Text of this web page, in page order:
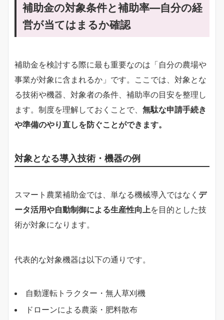
補助金の対象条件と補助率―自分の経
営が当てはまるか確認
補助金を検討する際に最も重要なのは「自分の農場や
事業が対象に含まれるか」です。ここでは、対象とな
る技術や機器、対象者の条件、補助率の目安を整理し
ます。制度を理解しておくことで、 無駄な申請手続き
や準備のやり直しを防ぐことができます。
対象となる導入技術・機器の例
スマート農業補助金では、単なる機械導入ではなく デ
ータ活用や自動制御による生産性向上を目的とした技
術が対象になります。
代表的な対象機器は以下の通りです。
自動運転トラクター・無人草刈機
ドローンによる農薬・肥料散布